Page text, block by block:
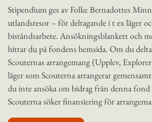
Stipendium ges av Folke Bernadottes
utlandsresor – för deltagande i t ex läger
biståndsarbete. Ansökningsblankett och
hittar du på fondens hemsida. Om du
Scouternas arrangemang (Upplev,
läger som Scouterna arrangerar
du inte ansöka om bidrag från denna
Scouterna söker finansiering för